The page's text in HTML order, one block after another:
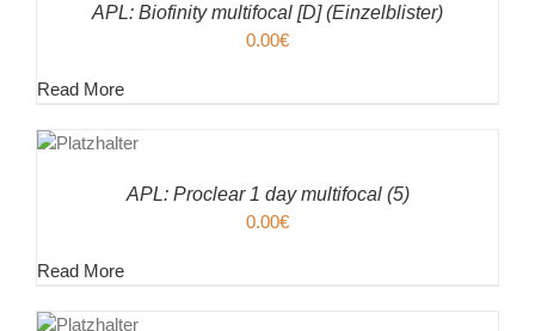
APL: Biofinity multifocal [D] (Einzelblister)
0.00€
Read More
APL: Proclear 1 day multifocal (5)
0.00€
Read More